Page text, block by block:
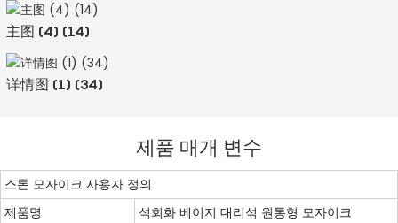
主图 (4) (14)
详情图 (1) (34)
제품 매개 변수
스톤 모자이크 사용자 정의
제품명
석회화 베이지 대리석 원통형 모자이크